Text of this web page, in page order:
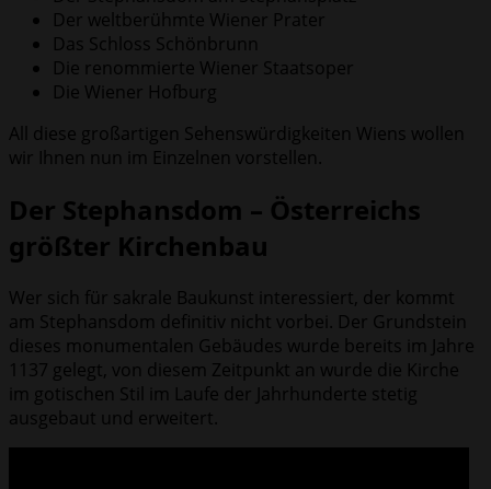
Der weltberühmte Wiener Prater
Das Schloss Schönbrunn
Die renommierte Wiener Staatsoper
Die Wiener Hofburg
All diese großartigen Sehenswürdigkeiten Wiens wollen
wir Ihnen nun im Einzelnen vorstellen.
Der Stephansdom – Österreichs
größter Kirchenbau
Wer sich für sakrale Baukunst interessiert, der kommt
am Stephansdom definitiv nicht vorbei. Der Grundstein
dieses monumentalen Gebäudes wurde bereits im Jahre
1137 gelegt, von diesem Zeitpunkt an wurde die Kirche
im gotischen Stil im Laufe der Jahrhunderte stetig
ausgebaut und erweitert.